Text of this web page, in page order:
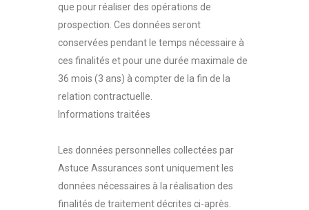
que pour réaliser des opérations de
prospection. Ces données seront
conservées pendant le temps nécessaire à
ces finalités et pour une durée maximale de
36 mois (3 ans) à compter de la fin de la
relation contractuelle.
Informations traitées
Les données personnelles collectées par
Astuce Assurances sont uniquement les
données nécessaires à la réalisation des
finalités de traitement décrites ci-après.